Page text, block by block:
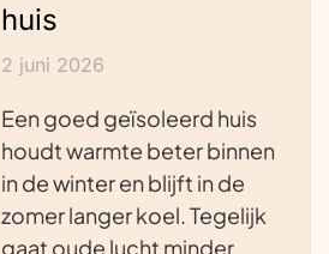
huis
2 juni 2026
Een goed geïsoleerd huis
houdt warmte beter binnen
in de winter en blijft in de
zomer langer koel. Tegelijk
gaat oude lucht minder